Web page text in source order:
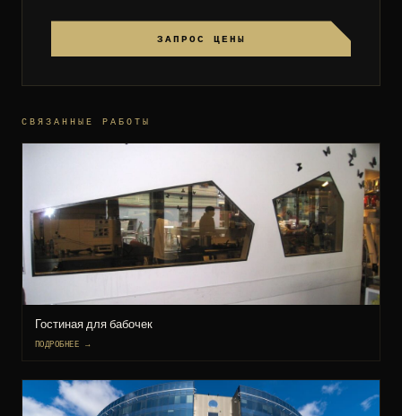
ЗАПРОС ЦЕНЫ
СВЯЗАННЫЕ РАБОТЫ
Гостиная для бабочек
ПОДРОБНЕЕ →